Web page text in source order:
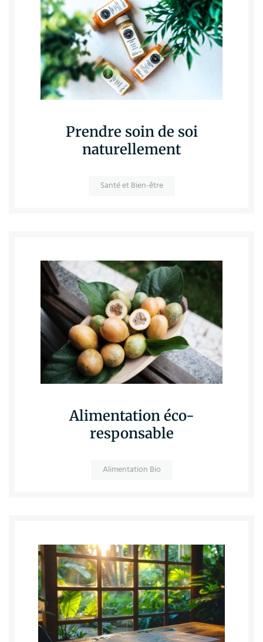
Prendre soin de soi
naturellement
Santé et Bien-être
Alimentation éco-
responsable
Alimentation Bio